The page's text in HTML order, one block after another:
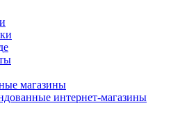
магазины
интернет-магазины